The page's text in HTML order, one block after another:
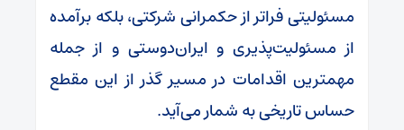
مسئولیتی فراتر از حکمرانی شرکتی، بلکه برآمده
از مسئولیت‌پذیری و ایران‌دوستی و از جمله
مهمترین اقدامات در مسیر گذر از این مقطع
حساس تاریخی به شمار می‌آید.